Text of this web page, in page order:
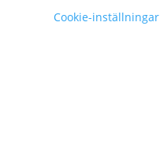
Cookie-inställningar